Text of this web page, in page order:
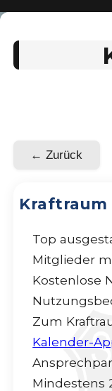
← Zurück
Kraftraum
Top
Mitglieder
Kostenlose
Zum
Kalender-
Mindestens